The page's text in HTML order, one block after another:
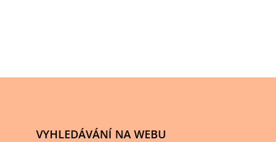
VYHLEDÁVÁNÍ NA WEBU